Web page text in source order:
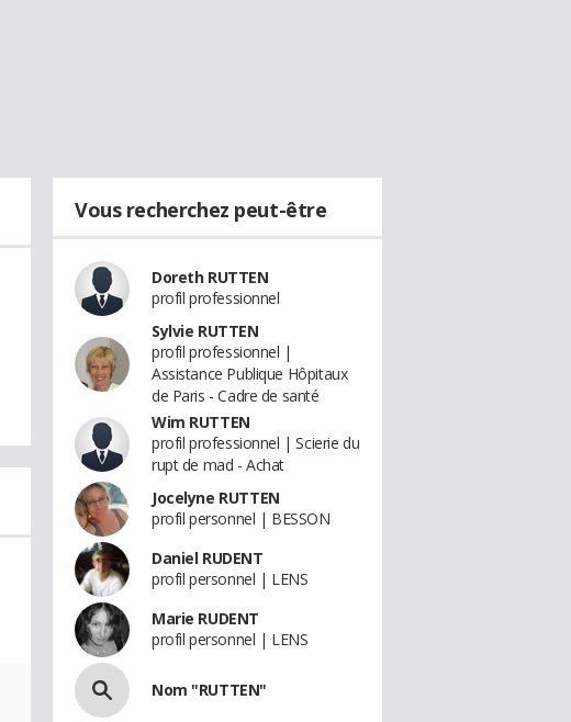
Vous recherchez peut-être
Doreth RUTTEN
profil professionnel
Sylvie RUTTEN
profil professionnel |
Assistance Publique Hôpitaux
de Paris - Cadre de santé
Wim RUTTEN
profil professionnel | Scierie du
rupt de mad - Achat
Jocelyne RUTTEN
profil personnel | BESSON
Daniel RUDENT
profil personnel | LENS
Marie RUDENT
profil personnel | LENS
Nom "RUTTEN"